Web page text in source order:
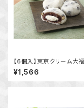
【6個入】東京クリーム大
塩 豆つぶあん
¥1,566